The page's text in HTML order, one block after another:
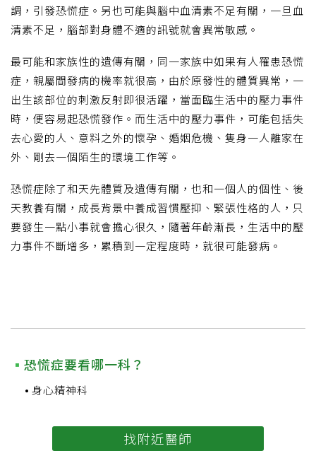
調，引發恐慌症。另也可能與腦中血清素不足有關，一旦血
清素不足，腦部對身體不適的訊號就會異常敏感。
最可能和家族性的遺傳有關，同一家族中如果有人罹患恐慌
症，親屬間發病的機率就很高，由於原發性的體質異常，一
出生該部位的刺激反射即很活躍，當面臨生活中的壓力事件
時，便容易起恐慌發作。而生活中的壓力事件，可能包括失
去心愛的人、意料之外的懷孕、婚姻危機、隻身一人離家在
外、剛去一個陌生的環境工作等。
恐慌症除了和天先體質及遺傳有關，也和一個人的個性、後
天教養有關，成長背景中養成習慣壓抑、緊張性格的人，只
要發生一點小事就會擔心很久，隨著年齡漸長，生活中的壓
力事件不斷增多，累積到一定程度時，就很可能發病。
恐慌症要看哪一科？
身心精神科
找附近醫師